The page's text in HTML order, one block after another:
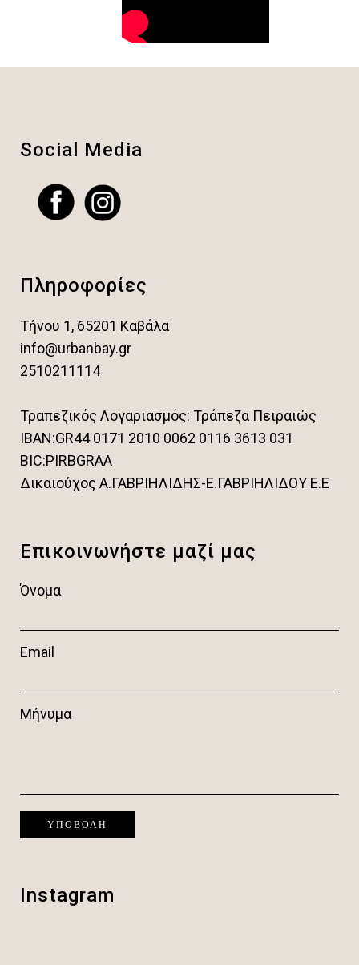
Social Media
Πληροφορίες
Τήνου 1, 65201 Καβάλα
info@urbanbay.gr
2510211114
Τραπεζικός Λογαριασμός: Τράπεζα Πειραιώς
IBAN:GR44 0171 2010 0062 0116 3613 031
BIC:PIRBGRAA
Δικαιούχος Α.ΓΑΒΡΙΗΛΙΔΗΣ-Ε.ΓΑΒΡΙΗΛΙΔΟΥ Ε.Ε
Επικοινωνήστε μαζί μας
Όνομα
Email
Μήνυμα
Instagram